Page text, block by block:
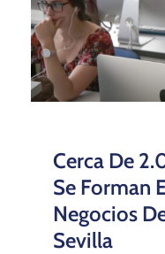
Cerca De
Se Forman
Negocios
Sevilla